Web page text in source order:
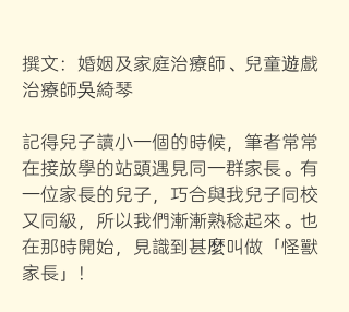
撰文：婚姻及家庭治療師、兒童遊戲
治療師吳綺琴
記得兒子讀小一個的時候，筆者常常
在接放學的站頭遇見同一群家長。有
一位家長的兒子，巧合與我兒子同校
又同級，所以我們漸漸熟稔起來。也
在那時開始，見識到甚麼叫做「怪獸
家長」！